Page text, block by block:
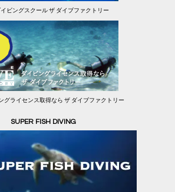
ビングスクール ザ ダイブファクトリー
グライセンス取得なら ザ ダイブファクトリー
SUPER FISH DIVING